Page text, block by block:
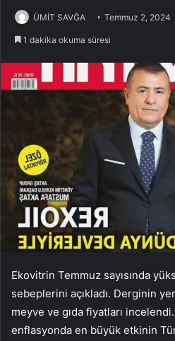
ÜMİT SAVĞA Temmuz 2, 2024
1 dakika okuma süresi
Ekovitrin Temmuz sayısında
sebeplerini açıkladı. Derginin
meyve ve gıda fiyatları
enflasyonda en büyük etkinin